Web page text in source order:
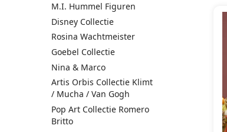
M.I. Hummel Figuren
Disney Collectie
Rosina Wachtmeister
Goebel Collectie
Nina & Marco
Artis Orbis Collectie Klimt
/ Mucha / Van Gogh
Pop Art Collectie Romero
Britto